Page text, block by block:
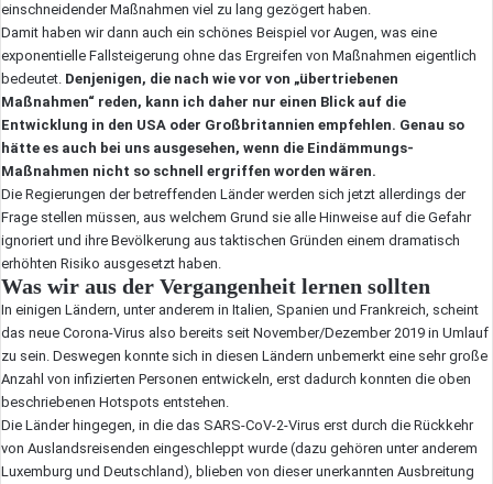
einschneidender Maßnahmen viel zu lang gezögert haben.
Damit haben wir dann auch ein schönes Beispiel vor Augen, was eine
exponentielle Fallsteigerung ohne das Ergreifen von Maßnahmen eigentlich
bedeutet. Denjenigen, die nach wie vor von „übertriebenen
Maßnahmen“ reden, kann ich daher nur einen Blick auf die
Entwicklung in den USA oder Großbritannien empfehlen. Genau so
hätte es auch bei uns ausgesehen, wenn die Eindämmungs-
Maßnahmen nicht so schnell ergriffen worden wären.
Die Regierungen der betreffenden Länder werden sich jetzt allerdings der
Frage stellen müssen, aus welchem Grund sie alle Hinweise auf die Gefahr
ignoriert und ihre Bevölkerung aus taktischen Gründen einem dramatisch
erhöhten Risiko ausgesetzt haben.
Was wir aus der Vergangenheit lernen sollten
In einigen Ländern, unter anderem in Italien, Spanien und Frankreich, scheint
das neue Corona-Virus also bereits seit November/Dezember 2019 in Umlauf
zu sein. Deswegen konnte sich in diesen Ländern unbemerkt eine sehr große
Anzahl von infizierten Personen entwickeln, erst dadurch konnten die oben
beschriebenen Hotspots entstehen.
Die Länder hingegen, in die das SARS-CoV-2-Virus erst durch die Rückkehr
von Auslandsreisenden eingeschleppt wurde (dazu gehören unter anderem
Luxemburg und Deutschland), blieben von dieser unerkannten Ausbreitung